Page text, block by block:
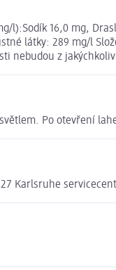
l):Sodík 16,0 mg,
látky: 289 mg/l
nebudou z
Po otevření
Karlsruhe